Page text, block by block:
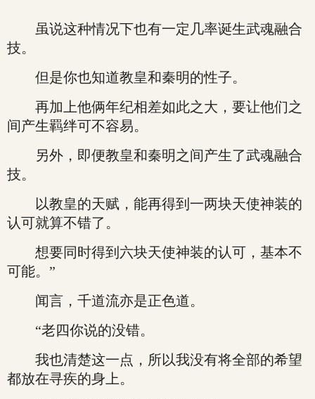
虽说这种情况下也有一定几率诞生武魂融合
技。
但是你也知道教皇和秦明的性子。
再加上他俩年纪相差如此之大，要让他们之
间产生羁绊可不容易。
另外，即便教皇和秦明之间产生了武魂融合
技。
以教皇的天赋，能再得到一两块天使神装的
认可就算不错了。
想要同时得到六块天使神装的认可，基本不
可能。”
闻言，千道流亦是正色道。
“老四你说的没错。
我也清楚这一点，所以我没有将全部的希望
都放在寻疾的身上。